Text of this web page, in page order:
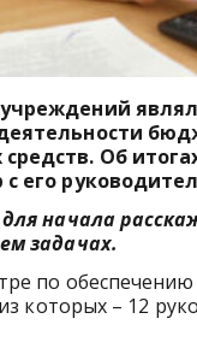
Об
с его
начала
задачах.
по
которых – 12